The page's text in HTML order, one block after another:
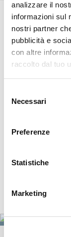
analizzare il
informazioni sul
nostri partner
pubblicità e
con altre
raccolto dal tuo
delNecessari
Preferenze
Statistiche
Marketing
Un sonno di
una vita sana
SCOPRI DI PIÙ
La tua